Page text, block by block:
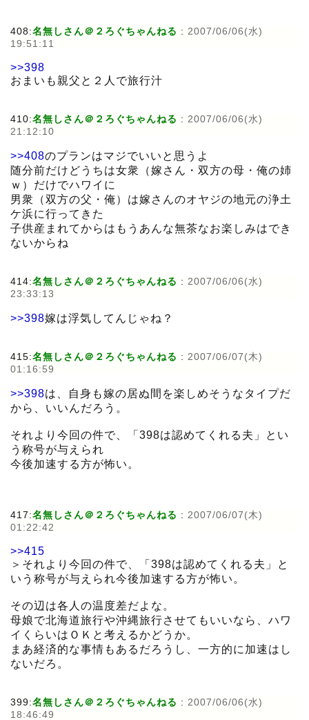
408:名無しさん＠２ろぐちゃんねる : 2007/06/06(水)
19:51:11
>>398
おまいも親父と２人で旅行汁
410:名無しさん＠２ろぐちゃんねる : 2007/06/06(水)
21:12:10
>>408のプランはマジでいいと思うよ
随分前だけどうちは女衆（嫁さん・双方の母・俺の姉
ｗ）だけでハワイに
男衆（双方の父・俺）は嫁さんのオヤジの地元の浄土
ケ浜に行ってきた
子供産まれてからはもうあんな無茶なお楽しみはでき
ないからね
414:名無しさん＠２ろぐちゃんねる : 2007/06/06(水)
23:33:13
>>398嫁は浮気してんじゃね？
415:名無しさん＠２ろぐちゃんねる : 2007/06/07(木)
01:16:59
>>398は、自身も嫁の居ぬ間を楽しめそうなタイプだ
から、いいんだろう。
それより今回の件で、「398は認めてくれる夫」とい
う称号が与えられ
今後加速する方が怖い。
417:名無しさん＠２ろぐちゃんねる : 2007/06/07(木)
01:22:42
>>415
＞それより今回の件で、「398は認めてくれる夫」と
いう称号が与えられ今後加速する方が怖い。
その辺は各人の温度差だよな。
母娘で北海道旅行や沖縄旅行させてもいいなら、ハワ
イくらいはＯＫと考えるかどうか。
まあ経済的な事情もあるだろうし、一方的に加速はし
ないだろ。
399:名無しさん＠２ろぐちゃんねる : 2007/06/06(水)
18:46:49